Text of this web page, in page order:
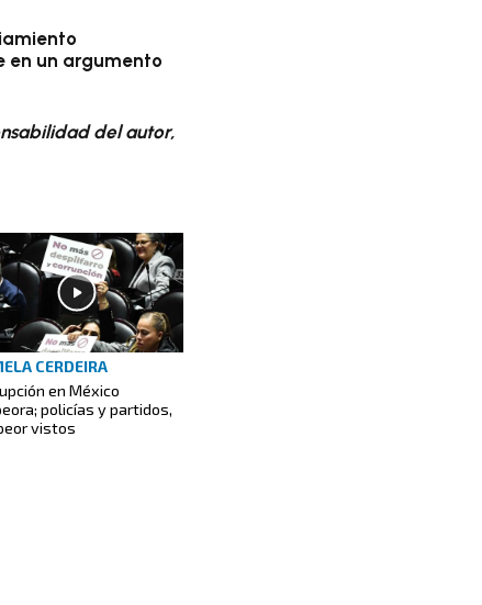
en un argumento
del autor,
CERDEIRA
en México
policías y partidos,
vistos